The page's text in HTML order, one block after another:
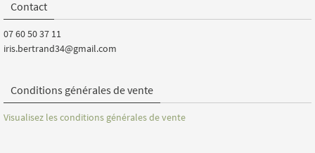
Contact
07 60 50 37 11
iris.bertrand34@gmail.com
Conditions générales de vente
Visualisez les conditions générales de vente